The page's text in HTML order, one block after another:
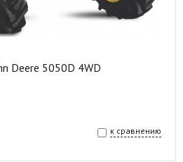
Deere 5050D 4WD
к сравнению